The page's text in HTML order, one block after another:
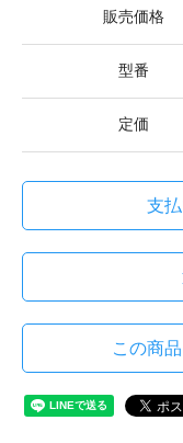
販売価格
型番
定価
支
この商